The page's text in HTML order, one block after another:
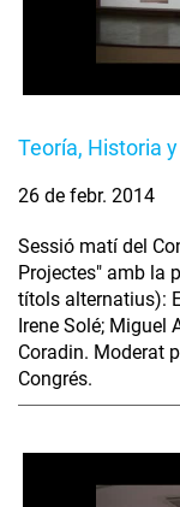
Teoría, Historia
26 de febr. 2014
Sessió matí del
Projectes" amb la
títols alternatius):
Irene Solé; Miguel
Coradin. Moderat
Congrés.